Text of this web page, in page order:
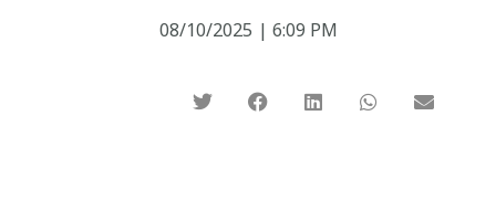
08/10/2025 | 6:09 PM